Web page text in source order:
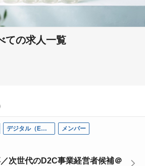
ての求人一覧
デジタル（EC） メンバー
次世代のD2C事業経営者候補＠